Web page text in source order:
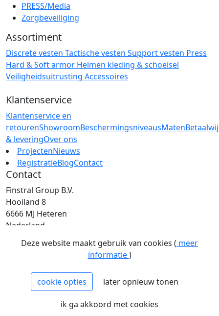
PRESS/Media
Zorgbeveiliging
Assortiment
Discrete vesten Tactische vesten Support vesten Press
Hard & Soft armor Helmen kleding & schoeisel
Veiligheidsuitrusting Accessoires
Klantenservice
Klantenservice en
retourenShowroomBeschermingsniveausMaten
& leveringOver ons
ProjectenNieuws
RegistratieBlogContact
Contact
Finstral Group B.V.
Hooiland 8
6666 MJ Heteren
Nederland
E: info@finstral.nl
BTW: NL813263025B01
EORI: NL813263025
NCAGE: H2NM0
Deze website maakt gebruik van cookies ( meer
informatie)
cookie opties later opnieuw tonen
ik ga akkoord met cookies